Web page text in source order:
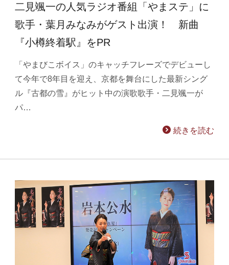
二見颯一の人気ラジオ番組「やまステ」に
歌手・葉月みなみがゲスト出演！ 新曲
『小樽終着駅』をPR
「やまびこボイス」のキャッチフレーズでデビューし
て今年で8年目を迎え、京都を舞台にした最新シング
ル『古都の雪』がヒット中の演歌歌手・二見颯一が
パ…
続きを読む